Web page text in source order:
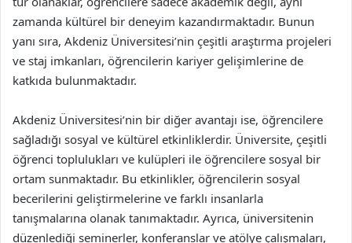
zamanda kültürel bir deneyim kazandırmaktadır. Bunun
yanı sıra, Akdeniz Üniversitesi’nin çeşitli araştırma projeleri
ve staj imkanları, öğrencilerin kariyer gelişimlerine de
katkıda bulunmaktadır.
Akdeniz Üniversitesi’nin bir diğer avantajı ise, öğrencilere
sağladığı sosyal ve kültürel etkinliklerdir. Üniversite, çeşitli
öğrenci toplulukları ve kulüpleri ile öğrencilere sosyal bir
ortam sunmaktadır. Bu etkinlikler, öğrencilerin sosyal
becerilerini geliştirmelerine ve farklı insanlarla
tanışmalarına olanak tanımaktadır. Ayrıca, üniversitenin
düzenlediği seminerler, konferanslar ve atölye çalışmaları,